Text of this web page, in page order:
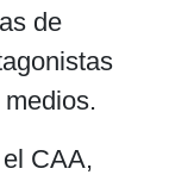
de
CAA,